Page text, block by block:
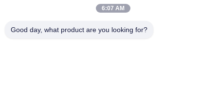
6:07 AM
Good day, what product are you looking for?